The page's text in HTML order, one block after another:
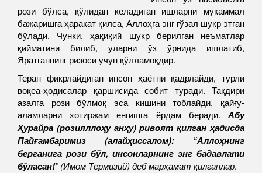
рози бўлса, қўлидан келадиган ишларни мукаммал
бажаришга ҳаракат қилса, Аллоҳга энг гўзал шукр этган
бўлади. Чунки, ҳақиқий шукр берилган неъматлар
қийматини билиб, уларни ўз ўрнида ишлатиб,
Яратганнинг ризоси учун қўлламоқдир.
Теран фикрлайдиган инсон ҳаётни қадрлайди, турли
воқеа-ҳодисалар қаршисида собит туради. Тақдири
азалга рози бўлмоқ эса кишини тоблайди, қайғу-
аламларни хотиржам енгишга ёрдам беради. Абу
Ҳурайра (розияллоҳу анҳу) ривоят қилган ҳадисда
Пайғамбаримиз (алайҳиссалом): “Аллоҳнинг
берганига рози бўл, инсонларнинг энг бадавлати
бўласан!” (Имом Термизий) деб марҳамат қилганлар.